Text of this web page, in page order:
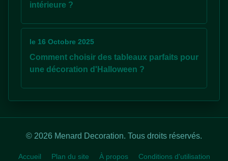
intérieure ?
le 16 Octobre 2025
Comment choisir des tableaux parfaits pour
une décoration d'Halloween ?
© 2026 Menard Decoration. Tous droits réservés.
Accueil Plan du site À propos
Conditions d'utilisation